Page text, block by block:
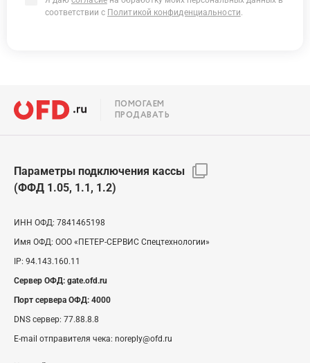
соответствии с Политикой конфиденциальности.
ПОМОГАЕМ
ПРОДАВАТЬ
Параметры подключения кассы
(ФФД 1.05, 1.1, 1.2)
ИНН ОФД: 7841465198
Имя ОФД: ООО «ПЕТЕР-СЕРВИС Спецтехнологии»
IP: 94.143.160.11
Сервер ОФД: gate.ofd.ru
Порт сервера ОФД: 4000
DNS сервер: 77.88.8.8
E-mail отправителя чека: noreply@ofd.ru